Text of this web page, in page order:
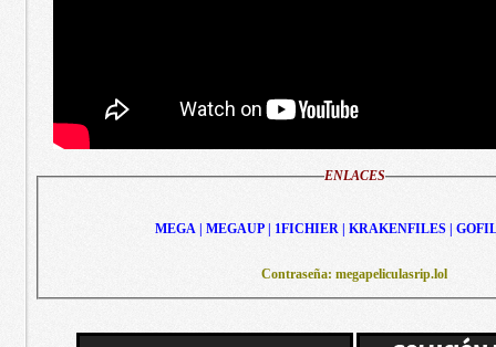
ENLACES
MEGA | MEGAUP | 1FICHIER | KRAKENFILES |
Contraseña: megapeliculasrip.lol